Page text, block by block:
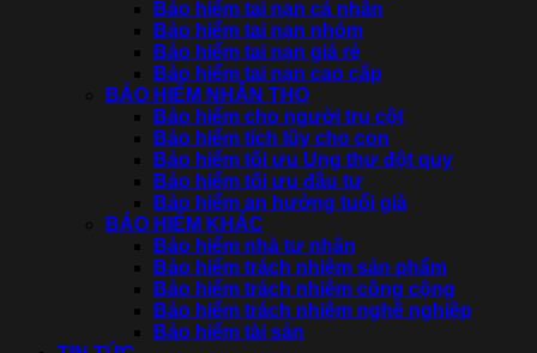
Bảo hiểm tai nạn cá nhân
Bảo hiểm tai nạn nhóm
Bảo hiểm tai nạn giá rẻ
Bảo hiểm tai nạn cao cấp
BẢO HIỂM NHÂN THỌ
Bảo hiểm cho người trụ cột
Bảo hiểm tích lũy cho con
Bảo hiểm tối ưu Ung thư đột quỵ
Bảo hiểm tối ưu đầu tư
Bảo hiểm an hưởng tuổi già
BẢO HIỂM KHÁC
Bảo hiểm nhà tư nhân
Bảo hiểm trách nhiệm sản phẩm
Bảo hiểm trách nhiệm công cộng
Bảo hiểm trách nhiệm nghề nghiệp
Bảo hiểm tài sản